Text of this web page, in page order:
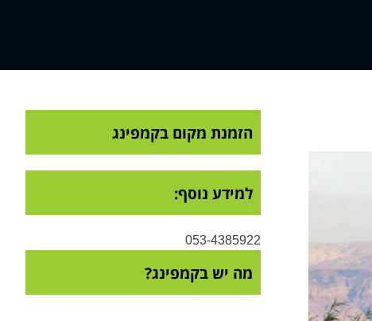
הזמנת מקום בקמפינג
למידע נוסף:
‭053-4385922‬
מה יש בקמפינג?